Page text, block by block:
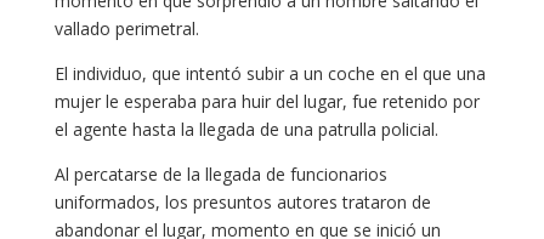
vallado perimetral.
El individuo, que intentó subir a un coche en el que una
mujer le esperaba para huir del lugar, fue retenido por
el agente hasta la llegada de una patrulla policial.
Al percatarse de la llegada de funcionarios
uniformados, los presuntos autores trataron de
abandonar el lugar, momento en que se inició un